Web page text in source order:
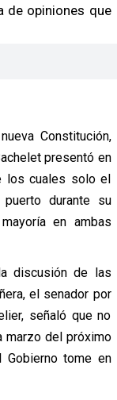
de opiniones que
Constitución,
presentó en
los cuales solo el
durante su
en ambas
discusión de las
el senador por
señaló que no
marzo del próximo
Gobierno tome en